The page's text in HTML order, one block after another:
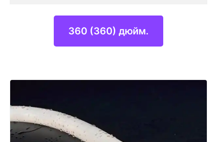
360 (360) дюйм.